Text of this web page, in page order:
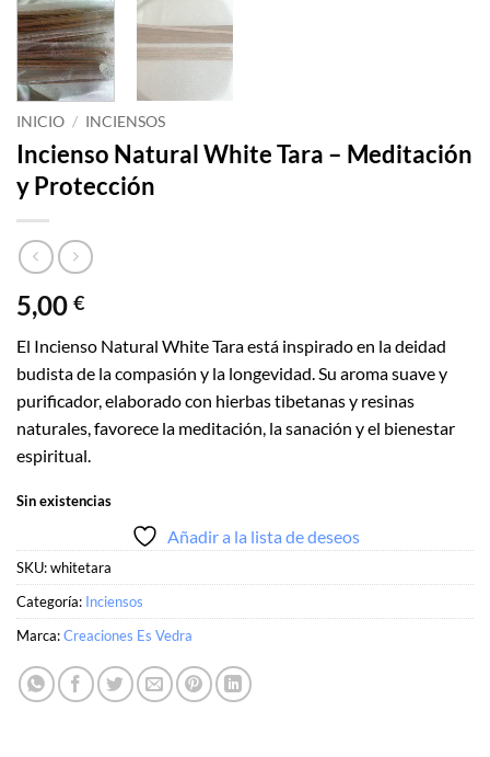
INICIO / INCIENSOS
Incienso Natural White Tara – Meditación
y Protección
5,00 €
El Incienso Natural White Tara está inspirado en la deidad
budista de la compasión y la longevidad. Su aroma suave y
purificador, elaborado con hierbas tibetanas y resinas
naturales, favorece la meditación, la sanación y el bienestar
espiritual.
Sin existencias
Añadir a la lista de deseos
SKU:whitetara
Categoría: Inciensos
Marca:Creaciones Es Vedra